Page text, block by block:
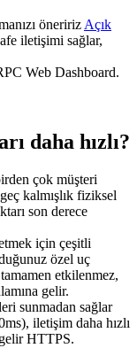
öneririz Açık
iletişimi sağlar,
Web Dashboard.
daha hızlı?
çok müşteri
kalmışlık fiziksel
son derece
için çeşitli
özel uç
etkilenmez,
gelir.
sunmadan sağlar
iletişim daha hızlı
gelir HTTPS.